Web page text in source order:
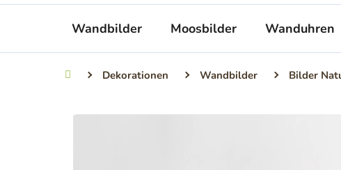
Wandbilder Moosbilder Wanduhren
StartseiteDekorationen Wandbilder Bilder